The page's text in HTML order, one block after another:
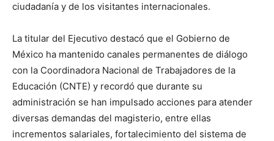
ciudadanía y de los visitantes internacionales.
La titular del Ejecutivo destacó que el Gobierno de
México ha mantenido canales permanentes de diálogo
con la Coordinadora Nacional de Trabajadores de la
Educación (CNTE) y recordó que durante su
administración se han impulsado acciones para atender
diversas demandas del magisterio, entre ellas
incrementos salariales, fortalecimiento del sistema de